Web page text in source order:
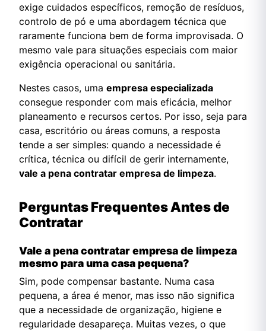
exige cuidados específicos, remoção de resíduos,
controlo de pó e uma abordagem técnica que
raramente funciona bem de forma improvisada. O
mesmo vale para situações especiais com maior
exigência operacional ou sanitária.
Nestes casos, uma empresa especializada
consegue responder com mais eficácia, melhor
planeamento e recursos certos. Por isso, seja para
casa, escritório ou áreas comuns, a resposta
tende a ser simples: quando a necessidade é
crítica, técnica ou difícil de gerir internamente,
vale a pena contratar empresa de limpeza.
Perguntas Frequentes Antes de
Contratar
Vale a pena contratar empresa de limpeza
mesmo para uma casa pequena?
Sim, pode compensar bastante. Numa casa
pequena, a área é menor, mas isso não significa
que a necessidade de organização, higiene e
regularidade desapareça. Muitas vezes, o que